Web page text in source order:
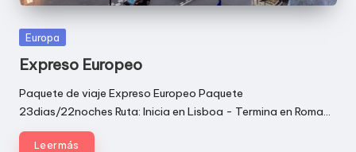
E
S
|
E
U
Publicada
Europa
Expreso Europeo
Paquete de viaje Expreso Europeo Paquete
23dias/22noches Ruta: Inicia en Lisboa - Termina en Roma…
Leer más